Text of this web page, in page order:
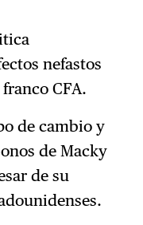
nefastos
CFA.
de cambio y
de Macky
de su